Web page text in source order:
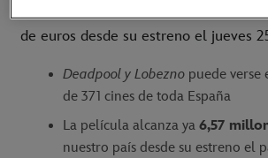
de euros desde su estreno el jueves
Deadpool y Lobezno puede verse
de 371 cines de toda España
La película alcanza ya 6,57
nuestro país desde su estreno el